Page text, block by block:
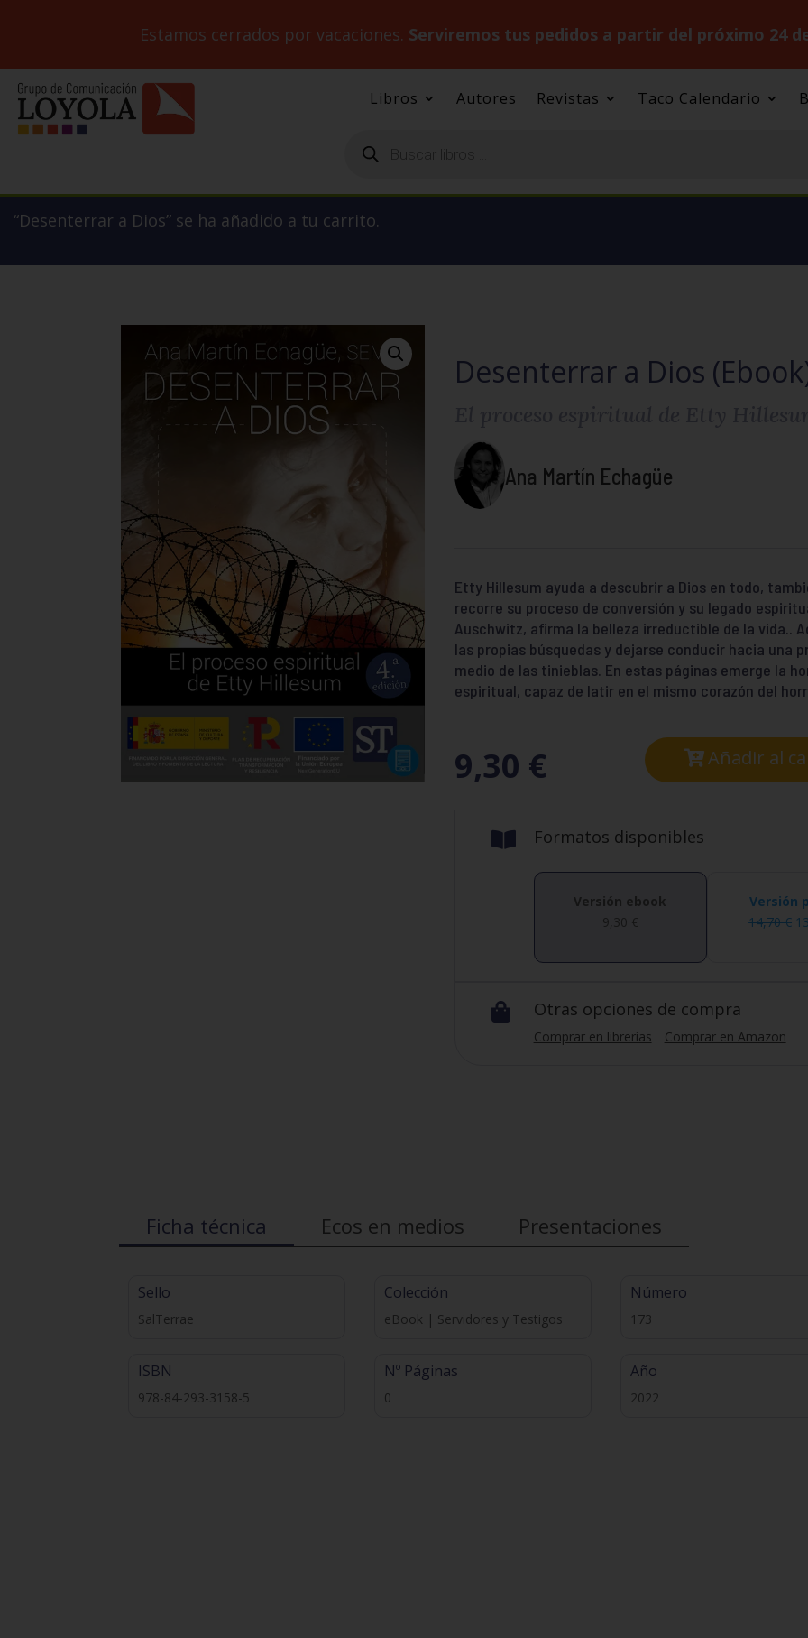
Estamos cerrados por vacaciones. Serviremos tus pedidos a partir del próximo 24
Libros Autores Revistas Taco Calendario
productos
“Desenterrar a Dios” se ha añadido a tu carrito.
Desenterrar a Dios
Ana Martín Echagüe
Etty Hillesum ayuda a descubrir a Dios en todo,
recorre su proceso de conversión y su legado
Auschwitz, afirma la belleza irreductible de la vida..
las propias búsquedas y dejarse conducir hacia una
medio de las tinieblas. En estas páginas emerge la
espiritual, capaz de latir en el mismo corazón del
9,30 € Añadir al
 Formatos disponibles
Versión ebook
9,30 €
Versión
14,70€
 Otras opciones de compra
Comprar en librerías Comprar en Amazon
Ficha técnica Ecos en medios Presentaciones
Sello
SalTerrae
ISBN
978-84-293-3158-5
Colección
eBook | Servidores y Testigos
Nº Páginas
0
Número
173
Año
2022